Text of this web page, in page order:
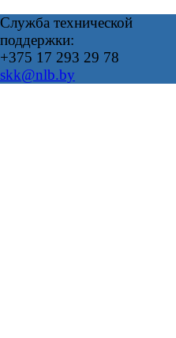
Служба технической
поддержки:
+375 17 293 29 78
skk@nlb.by